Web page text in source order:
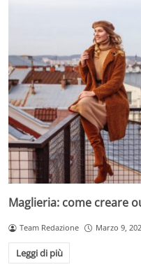
Maglieria: come creare
Team Redazione Marzo 9,
Leggi di più